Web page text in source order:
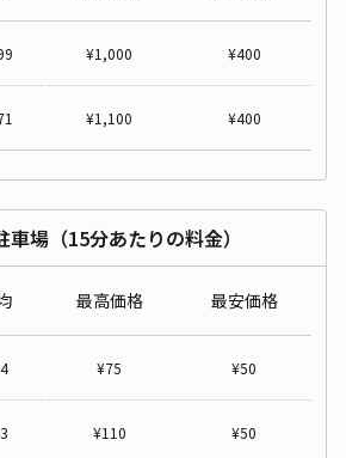
¥1,000 ¥400
¥1,100 ¥400
車場（15分あたりの料金）
最高価格 最安価格
¥75 ¥50
¥110 ¥50